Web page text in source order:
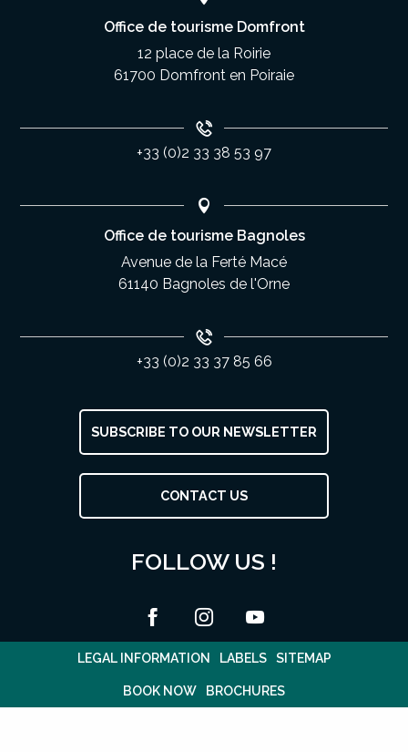
SUBSCRIBE TO OUR NEWSLETTER
CONTACT US
FOLLOW US !
Office de tourisme Domfront
12 place de la Roirie
61700 Domfront en Poiraie
+33 (0)2 33 38 53 97
Office de tourisme Bagnoles
Avenue de la Ferté Macé
61140 Bagnoles de l'Orne
+33 (0)2 33 37 85 66
LEGAL INFORMATION LABELS SITEMAP
BOOK NOW BROCHURES